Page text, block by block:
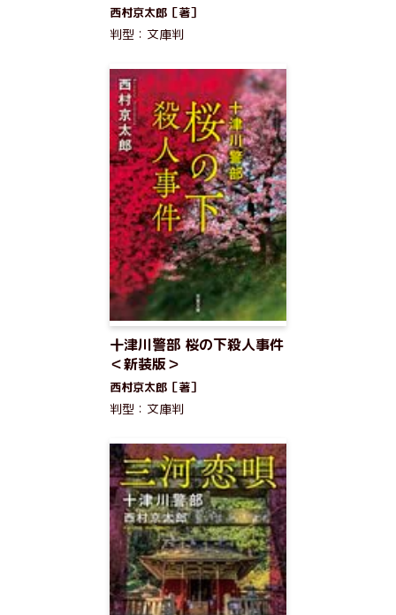
西村京太郎［著］
判型：文庫判
十津川警部 桜の下殺人事件
＜新装版＞
西村京太郎［著］
判型：文庫判